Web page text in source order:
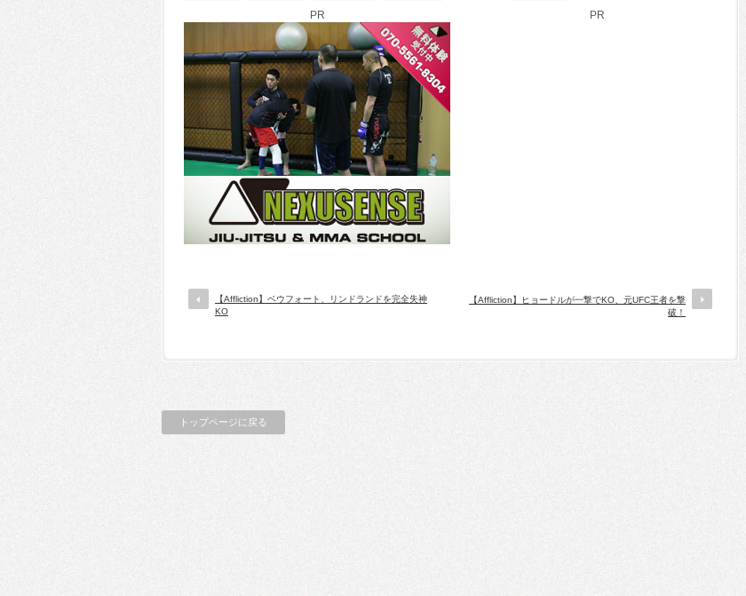
PR PR
【Affliction】ベウフォート、リンドランドを完全失神
KO
【Affliction】ヒョードルが一撃でKO、元UFC王者を撃
破！
トップページに戻る